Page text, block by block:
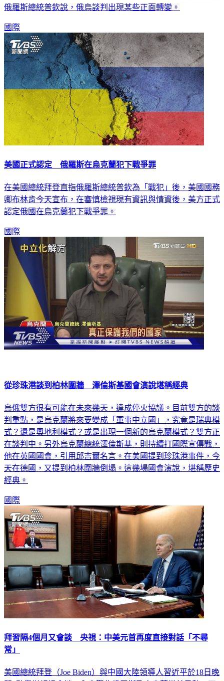
俄羅斯總統普欽說，俄烏談判出現某些正面轉變。
國際
美國正式認定 俄羅斯在烏克蘭犯下戰爭罪
在美國總統拜登直指俄羅斯總統普欽為「戰犯」後，美國國務
卿布林肯今天宣布，在審慎檢視現有資訊與情資後，美方正式
認定俄國在烏克蘭犯下戰爭罪。
國際
從珍珠港談到柏林圍牆 澤倫斯基國會演說堪稱經典
烏俄雙方很有可能在未來幾天，達成停火協議。目前雙方的談
判重點，是烏克蘭將來要變成「軍事中立國」，究竟是瑞典模
式？還是奧地利模式？或是出現一個新的烏克蘭模式？雙方正
在談判中。另外烏克蘭總統澤倫斯基，則持續打國際宣傳戰，
他在英國國會，引用邱吉爾名言。在美國提到珍珠港事件，今
天在德國，又提到柏林圍牆倒塌。這幾場國會演說，堪稱歷史
經典。
國際
拜習隔4個月又會談 央視：中美元首再度直接對話「不尋
常」
美國總統拜登（Joe Biden）與中國大陸領導人習近平於18日晚